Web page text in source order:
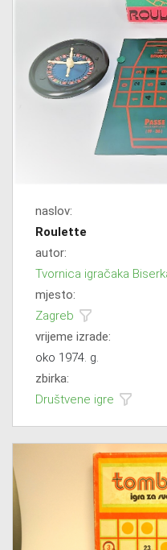
naslov:
Roulette
autor:
Tvornica igračaka
mjesto:
Zagreb
vrijeme izrade:
oko 1974. g.
zbirka:
Društvene igre